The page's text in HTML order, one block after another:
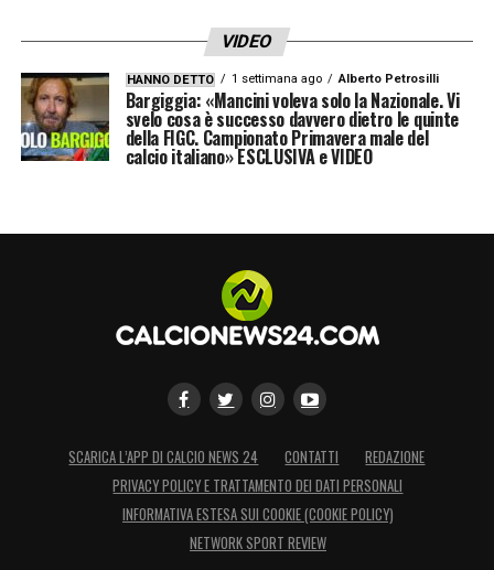
VIDEO
HANNO DETTO 1 settimana ago Alberto Petrosilli
Bargiggia: «Mancini voleva solo la Nazionale. Vi
svelo cosa è successo davvero dietro le quinte
della FIGC. Campionato Primavera male del
calcio italiano» ESCLUSIVA e VIDEO
SCARICA L’APP DI CALCIO NEWS 24 CONTATTI
REDAZIONE
PRIVACY POLICY E TRATTAMENTO DEI DATI PERSONALI
INFORMATIVA ESTESA SUI COOKIE (COOKIE POLICY)
NETWORK SPORT REVIEW